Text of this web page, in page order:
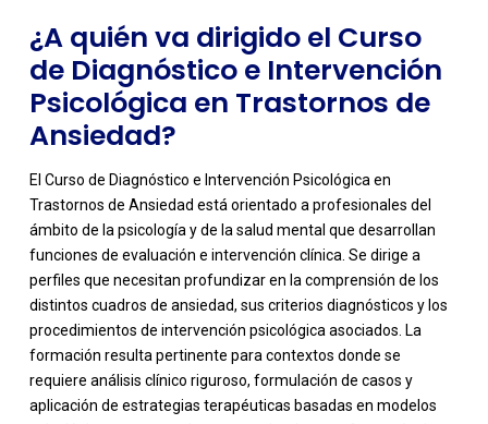
¿A quién va dirigido el Curso
de Diagnóstico e Intervención
Psicológica en Trastornos de
Ansiedad?
El Curso de Diagnóstico e Intervención Psicológica en
Trastornos de Ansiedad está orientado a profesionales del
ámbito de la psicología y de la salud mental que desarrollan
funciones de evaluación e intervención clínica. Se dirige a
perfiles que necesitan profundizar en la comprensión de los
distintos cuadros de ansiedad, sus criterios diagnósticos y los
procedimientos de intervención psicológica asociados. La
formación resulta pertinente para contextos donde se
requiere análisis clínico riguroso, formulación de casos y
aplicación de estrategias terapéuticas basadas en modelos
-